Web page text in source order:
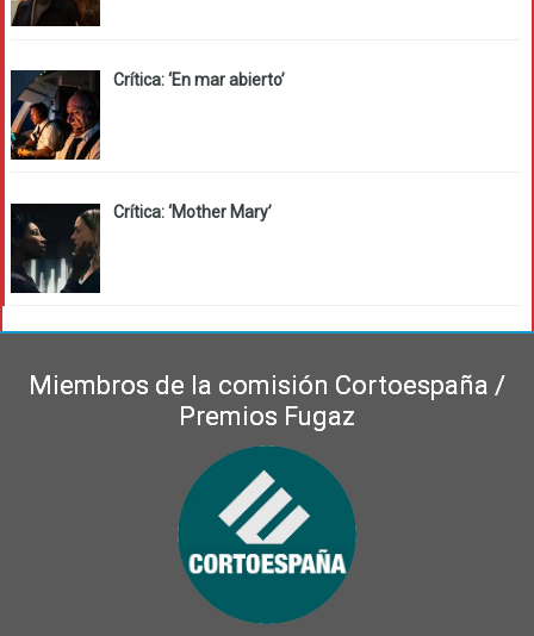
Crítica: ‘En mar abierto’
Crítica: ‘Mother Mary’
Miembros de la comisión Cortoespaña /
Premios Fugaz